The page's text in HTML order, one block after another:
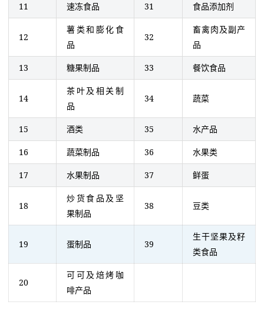
11 速冻食品 31 食品添加剂
12
薯类和膨化食
品
32
畜禽肉及副产
品
13 糖果制品 33 餐饮食品
14
茶叶及相关制
品
34 蔬菜
15 酒类 35 水产品
16 蔬菜制品 36 水果类
17 水果制品 37 鲜蛋
18
炒货食品及坚
果制品
38 豆类
19 蛋制品 39
生干坚果及籽
类食品
20
可可及焙烤咖
啡产品